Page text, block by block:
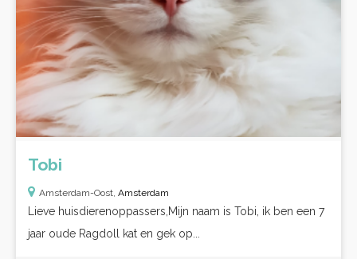
Tobi
Amsterdam-Oost, Amsterdam
Lieve huisdierenoppassers,Mijn naam is Tobi, ik ben een 7
jaar oude Ragdoll kat en gek op...